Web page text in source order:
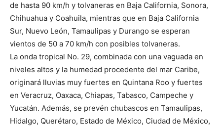
de hasta 90 km/h y tolvaneras en Baja California, Sonora,
Chihuahua y Coahuila, mientras que en Baja California
Sur, Nuevo León, Tamaulipas y Durango se esperan
vientos de 50 a 70 km/h con posibles tolvaneras.
La onda tropical No. 29, combinada con una vaguada en
niveles altos y la humedad procedente del mar Caribe,
originará lluvias muy fuertes en Quintana Roo y fuertes
en Veracruz, Oaxaca, Chiapas, Tabasco, Campeche y
Yucatán. Además, se prevén chubascos en Tamaulipas,
Hidalgo, Querétaro, Estado de México, Ciudad de México,